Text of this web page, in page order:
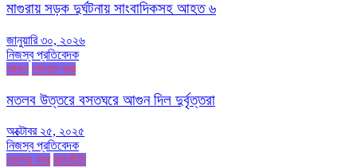
মাগুরায় সড়ক দুর্ঘটনায় সাংবাদিকসহ আহত ৬
জানুয়ারি ৩০, ২০২৬
নিজস্ব প্রতিবেদক
আরও জেলার খবর
মতলব উত্তরে বসতঘরে আগুন দিল দুর্বৃত্তরা
অক্টোবর ২৫, ২০২৫
নিজস্ব প্রতিবেদক
জেলার খবর রাজনীতি